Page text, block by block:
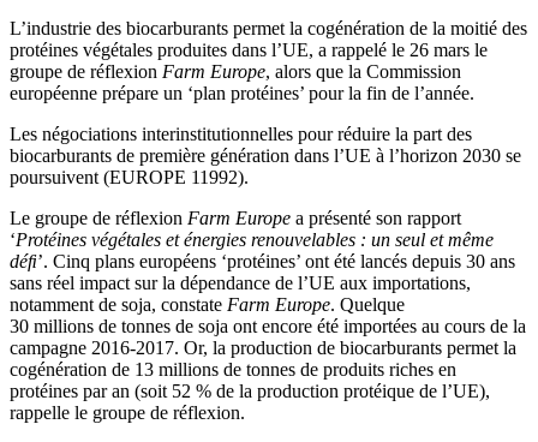
L’industrie des biocarburants permet la cogénération de la moitié des
protéines végétales produites dans l’UE, a rappelé le 26 mars le
groupe de réflexion Farm Europe, alors que la Commission
européenne prépare un ‘plan protéines’ pour la fin de l’année.
Les négociations interinstitutionnelles pour réduire la part des
biocarburants de première génération dans l’UE à l’horizon 2030 se
poursuivent (EUROPE 11992).
Le groupe de réflexion Farm Europe a présenté son rapport
‘Protéines végétales et énergies renouvelables : un seul et même
déﬁ’. Cinq plans européens ‘protéines’ ont été lancés depuis 30 ans
sans réel impact sur la dépendance de l’UE aux importations,
notamment de soja, constate Farm Europe. Quelque
30 millions de tonnes de soja ont encore été importées au cours de la
campagne 2016-2017. Or, la production de biocarburants permet la
cogénération de 13 millions de tonnes de produits riches en
protéines par an (soit 52 % de la production protéique de l’UE),
rappelle le groupe de réflexion.